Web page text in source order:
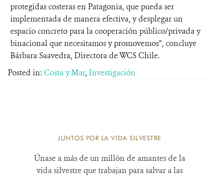
protegidas costeras en Patagonia, que pueda ser
implementada de manera efectiva, y desplegar un
espacio concreto para la cooperación público/privada y
binacional que necesitamos y promovemos”, concluye
Bárbara Saavedra, Directora de WCS Chile.
Posted in: Costa y Mar, Investigación
JUNTOS POR LA VIDA SILVESTRE
Únase a más de un millón de amantes de la
vida silvestre que trabajan para salvar a las